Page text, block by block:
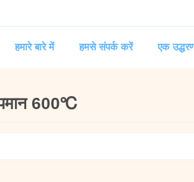
हमारे बारे में हमसे संपर्क करें एक
600℃